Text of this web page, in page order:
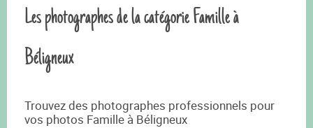
Les photographes de la catégorie Famille à
Béligneux
Trouvez des photographes professionnels pour
vos photos Famille à Béligneux